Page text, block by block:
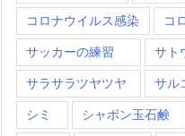
コロナウイルス感染 コ
サッカーの練習 サト
サラサラツヤツヤ サル
シミ シャボン玉石鹸